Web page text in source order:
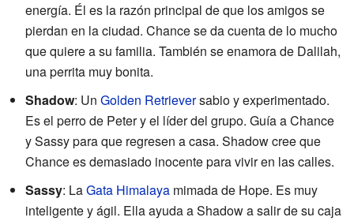
energía. Él es la razón principal de que los amigos se
pierdan en la ciudad. Chance se da cuenta de lo mucho
que quiere a su familia. También se enamora de Dalilah,
una perrita muy bonita.
Shadow: Un Golden Retrieversabio y experimentado.
Es el perro de Peter y el líder del grupo. Guía a Chance
y Sassy para que regresen a casa. Shadow cree que
Chance es demasiado inocente para vivir en las calles.
Sassy: LaGata Himalaya mimada de Hope. Es muy
inteligente y ágil. Ella ayuda a Shadow a salir de su caja